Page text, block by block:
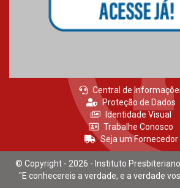
Central de
Proteção de Dados
Identidade Visual
Trabalhe Conosco
Seja um Fornecedor
© Copyright - 2026 - Instituto
"E conhecereis a verdade, e a verdade